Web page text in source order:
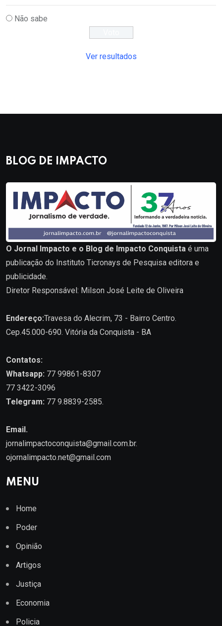
Não sabe
Ver resultados
BLOG DE IMPACTO
O Jornal Impacto e o Blog de Impacto Conquista é uma
publicação do Instituto Ticronays de Pesquisa editora e
publicidade.
Diretor Responsável: Milson José Leite de Oliveira
Endereço:Travesa do Alecrim, 73 - Bairro Centro.
Cep.45.000-690. Vitória da Conquista - BA
Contatos:
Whatsapp: 77 99861-8307
77 3422-3096
Telegram: 77 9.8839-2585.
Email.
jornalimpactoconquista@gmail.com.br.
ojornalimpacto.net@gmail.com
MENU
Home
Poder
Opinião
Artigos
Justiça
Economia
Policia